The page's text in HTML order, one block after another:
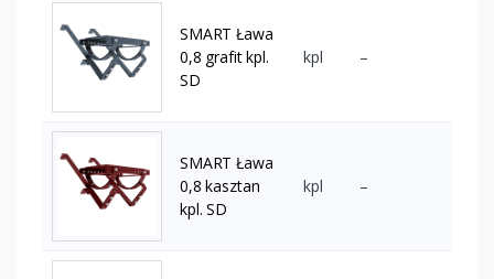
SMART Ława
0,8 grafit kpl.
SD
kpl –
SMART Ława
0,8 kasztan
kpl. SD
kpl –